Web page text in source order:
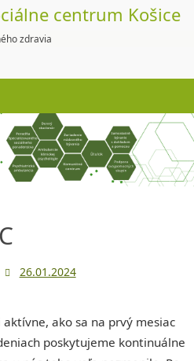
centrum Košice
zdravia
26.01.2024
ako sa na prvý mesiac
poskytujeme kontinuálne